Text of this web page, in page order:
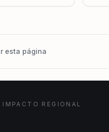
esta página
REGIONAL